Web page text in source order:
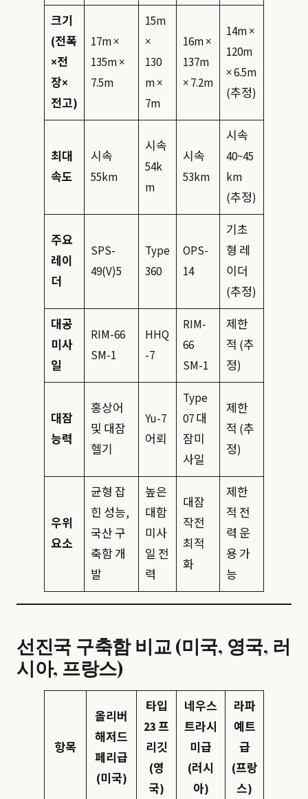
크기
(전폭
×전
장×
전고)
17m ×
135m ×
7.5m
15m
×
130
m ×
7m
16m ×
137m
× 7.2m
14m ×
120m
× 6.5m
(추정)
최대
속도
시속
55km
시속
54k
m
시속
53km
시속
40~45
km
(추정)
주요
레이
더
SPS-
49(V)5
Type
360
OPS-
14
기초
형 레
이더
(추정)
대공
미사
일
RIM-66
SM-1
HHQ
-7
RIM-
66
SM-1
제한
적 (추
정)
대잠
능력
홍상어
및 대잠
헬기
Yu-7
어뢰
Type
07 대
잠미
사일
제한
적 (추
정)
우위
요소
균형 잡
힌 성능,
국산 구
축함 개
발
높은
대함
미사
일 전
력
대잠
작전
최적
화
제한
적 전
력 운
용 가
능
선진국 구축함 비교 (미국, 영국, 러
시아, 프랑스)
항목
올리버
해저드
페리급
(미국)
타입
23 프
리깃
(영
국)
네우스
트라시
미급
(러시
아)
라파
예트
급
(프랑
스)